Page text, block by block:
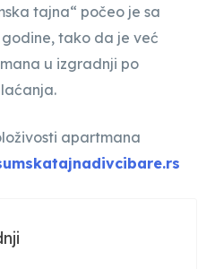
tajna“ počeo je sa
tako da je već
u izgradnji po
apartmana